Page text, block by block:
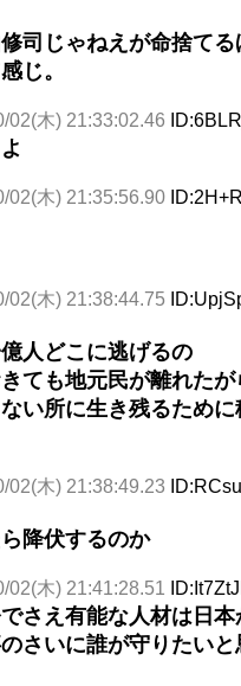
司じゃねえが命捨て
じ。
02(木) 21:33:02.46
02(木) 21:35:56.90
02(木) 21:38:44.75
人どこに逃げるの
ても地元民が離れたが
い所に生き残るため
02(木) 21:38:49.23
降伏するのか
02(木) 21:41:28.51
さえ有能な人材は日
さいに誰が守りたい